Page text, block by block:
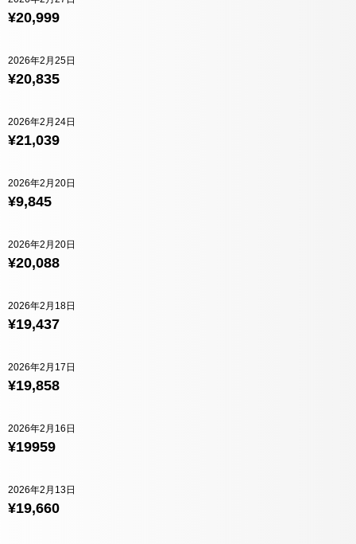
¥20,999
¥20,835
2026年2月25日
¥21,039
2026年2月24日
¥9,845
2026年2月20日
¥20,088
2026年2月20日
¥19,437
2026年2月18日
¥19,858
2026年2月17日
¥19959
2026年2月16日
¥19,660
2026年2月13日